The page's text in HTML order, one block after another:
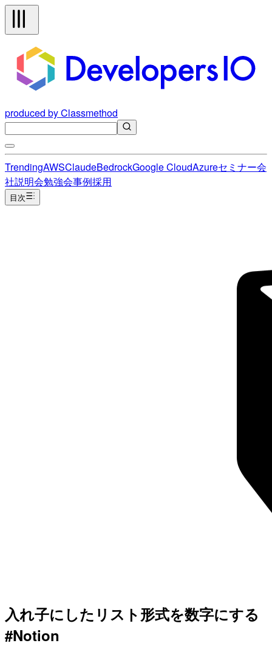
produced by Classmethod
TrendingAWSClaudeBedrockGoogle CloudAzureセミナー会
社説明会勉強会事例採用
目次
入れ子にしたリスト形式を数字にする
#Notion